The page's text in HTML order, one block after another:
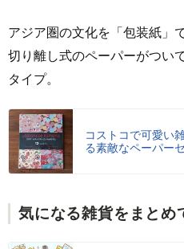
アジア圏の文化を「包装紙」
切り離し式のペーパーがつい
タイプ。
コストコで可愛い
る素敵なペーパー
気になる雑貨をまとめ